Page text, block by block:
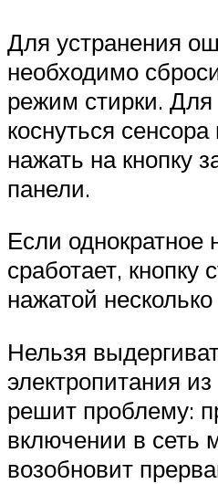
Для устранения
необходимо
режим стирки. Для
коснуться
нажать на кнопку
панели.
Если однократное
сработает, кнопку
нажатой несколько
Нельзя
электропитания
решит проблему:
включении в сеть
возобновит